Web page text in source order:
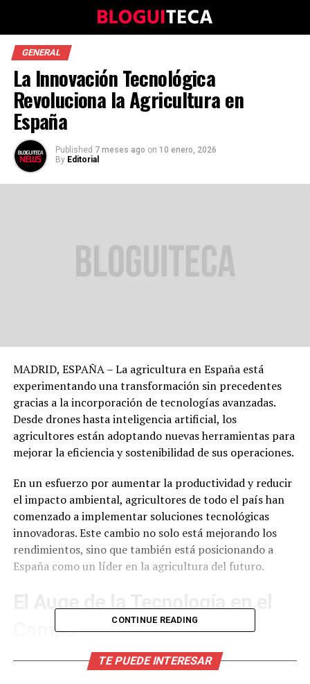
GENERAL
La Innovación Tecnológica
Revoluciona la Agricultura en
España
Published 7 meses ago on 10 enero, 2026
By Editorial
MADRID, ESPAÑA – La agricultura en España está
experimentando una transformación sin precedentes
gracias a la incorporación de tecnologías avanzadas.
Desde drones hasta inteligencia artificial, los
agricultores están adoptando nuevas herramientas para
mejorar la eficiencia y sostenibilidad de sus operaciones.
En un esfuerzo por aumentar la productividad y reducir
el impacto ambiental, agricultores de todo el país han
comenzado a implementar soluciones tecnológicas
innovadoras. Este cambio no solo está mejorando los
rendimientos, sino que también está posicionando a
España como un líder en la agricultura del futuro.
El Auge de la Tecnología en el
Campo
La adopción de tecnología en la agricultura no es un
CONTINUE READING
TE PUEDE INTERESAR